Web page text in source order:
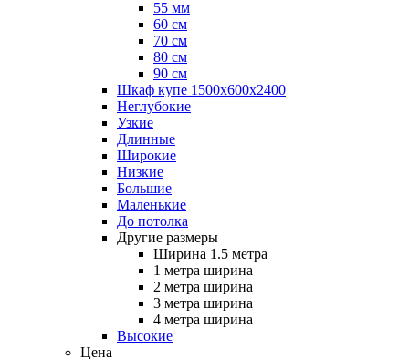
55 мм
60 см
70 см
80 см
90 см
Шкаф купе 1500х600х2400
Неглубокие
Узкие
Длинные
Широкие
Низкие
Большие
Маленькие
До потолка
Другие размеры
Ширина 1.5 метра
1 метра ширина
2 метра ширина
3 метра ширина
4 метра ширина
Высокие
Цена